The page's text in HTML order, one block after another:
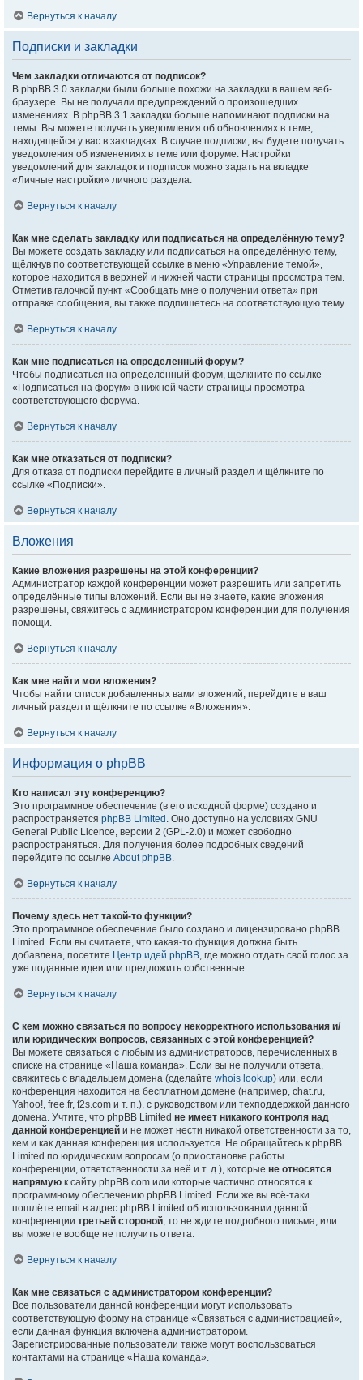
Вернуться к началу
Подписки и закладки
Чем закладки отличаются от подписок?
В phpBB 3.0 закладки были больше похожи на закладки в вашем веб-
браузере. Вы не получали предупреждений о произошедших
изменениях. В phpBB 3.1 закладки больше напоминают подписки на
темы. Вы можете получать уведомления об обновлениях в теме,
находящейся у вас в закладках. В случае подписки, вы будете получать
уведомления об изменениях в теме или форуме. Настройки
уведомлений для закладок и подписок можно задать на вкладке
«Личные настройки» личного раздела.
Вернуться к началу
Как мне сделать закладку или подписаться на определённую тему?
Вы можете создать закладку или подписаться на определённую тему,
щёлкнув по соответствующей ссылке в меню «Управление темой»,
которое находится в верхней и нижней части страницы просмотра тем.
Отметив галочкой пункт «Сообщать мне о получении ответа» при
отправке сообщения, вы также подпишетесь на соответствующую тему.
Вернуться к началу
Как мне подписаться на определённый форум?
Чтобы подписаться на определённый форум, щёлкните по ссылке
«Подписаться на форум» в нижней части страницы просмотра
соответствующего форума.
Вернуться к началу
Как мне отказаться от подписки?
Для отказа от подписки перейдите в личный раздел и щёлкните по
ссылке «Подписки».
Вернуться к началу
Вложения
Какие вложения разрешены на этой конференции?
Администратор каждой конференции может разрешить или запретить
определённые типы вложений. Если вы не знаете, какие вложения
разрешены, свяжитесь с администратором конференции для получения
помощи.
Вернуться к началу
Как мне найти мои вложения?
Чтобы найти список добавленных вами вложений, перейдите в ваш
личный раздел и щёлкните по ссылке «Вложения».
Вернуться к началу
Информация о phpBB
Кто написал эту конференцию?
Это программное обеспечение (в его исходной форме) создано и
распространяется phpBB Limited . Оно доступно на условиях GNU
General Public Licence, версии 2 (GPL-2.0) и может свободно
распространяться. Для получения более подробных сведений
перейдите по ссылке About phpBB.
Вернуться к началу
Почему здесь нет такой-то функции?
Это программное обеспечение было создано и лицензировано phpBB
Limited. Если вы считаете, что какая-то функция должна быть
добавлена, посетите Центр идей phpBB, где можно отдать свой голос за
уже поданные идеи или предложить собственные.
Вернуться к началу
С кем можно связаться по вопросу некорректного использования и/
или юридических вопросов, связанных с этой конференцией?
Вы можете связаться с любым из администраторов, перечисленных в
списке на странице «Наша команда». Если вы не получили ответа,
свяжитесь с владельцем домена (сделайте whois lookup) или, если
конференция находится на бесплатном домене (например, chat.ru,
Yahoo!, free.fr, f2s.com и т. п.), с руководством или техподдержкой данного
домена. Учтите, что phpBB Limited не имеет никакого контроля над
данной конференцией и не может нести никакой ответственности за то,
кем и как данная конференция используется. Не обращайтесь к phpBB
Limited по юридическим вопросам (о приостановке работы
конференции, ответственности за неё и т. д.), которые не относятся
напрямую к сайту phpBB.com или которые частично относятся к
программному обеспечению phpBB Limited. Если же вы всё-таки
пошлёте email в адрес phpBB Limited об использовании данной
конференции третьей стороной, то не ждите подробного письма, или
вы можете вообще не получить ответа.
Вернуться к началу
Как мне связаться с администратором конференции?
Все пользователи данной конференции могут использовать
соответствующую форму на странице «Связаться с администрацией»,
если данная функция включена администратором.
Зарегистрированные пользователи также могут воспользоваться
контактами на странице «Наша команда».